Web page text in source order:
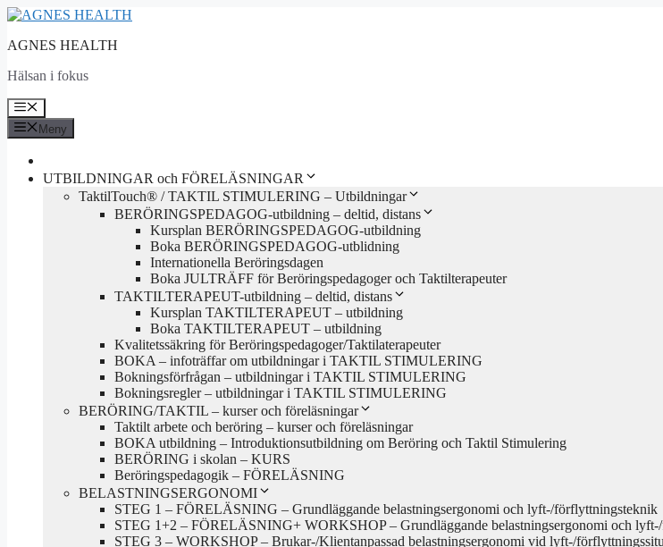
Hoppa
innehåll
AGNES HEALTH
Hälsan i fokus
Meny
Meny
UTBILDNINGAR och FÖRELÄSNINGAR
TaktilTouch® / TAKTIL STIMULERING – Utbildningar
BERÖRINGSPEDAGOG-utbildning – deltid, distans
Kursplan BERÖRINGSPEDAGOG-utbildning
Boka BERÖRINGSPEDAGOG-utblidning
Internationella Beröringsdagen
Boka JULTRÄFF för Beröringspedagoger och Taktilterapeuter
TAKTILTERAPEUT-utbildning – deltid, distans
Kursplan TAKTILTERAPEUT – utbildning
Boka TAKTILTERAPEUT – utbildning
Kvalitetssäkring för Beröringspedagoger/Taktilaterapeuter
BOKA – infoträffar om utbildningar i TAKTIL STIMULERING
Bokningsförfrågan – utbildningar i TAKTIL STIMULERING
Bokningsregler – utbildningar i TAKTIL STIMULERING
BERÖRING/TAKTIL – kurser och föreläsningar
Taktilt arbete och beröring – kurser och föreläsningar
BOKA utbildning – Introduktionsutbildning om Beröring och Taktil Stimulering
BERÖRING i skolan – KURS
Beröringspedagogik – FÖRELÄSNING
BELASTNINGSERGONOMI
STEG 1 – FÖRELÄSNING – Grundläggande belastningsergonomi och lyft-/förflyttningsteknik
STEG 1+2 – FÖRELÄSNING+ WORKSHOP – Grundläggande belastningsergonomi och
STEG 3 – WORKSHOP – Brukar-/Klientanpassad belastningsergonomi vid lyft-/